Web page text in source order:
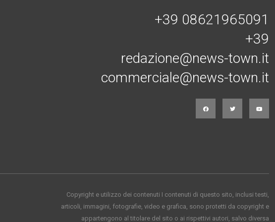
+39 08621965091
+39
redazione@news-town.it
commerciale@news-town.it
Copyright e utilizzo dei contenuti I contenuti di questo sito, inclusi testi,
articoli, immagini, fotografie, video e grafica, sono protetti da copyright e
appartengono al titolare del sito o ai rispettivi autori, salvo diversa